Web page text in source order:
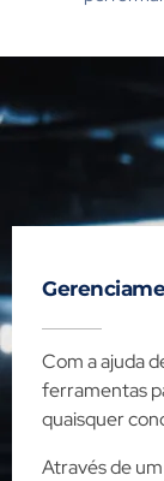
Com a ajuda
ferramentas
quaisquer
Através de